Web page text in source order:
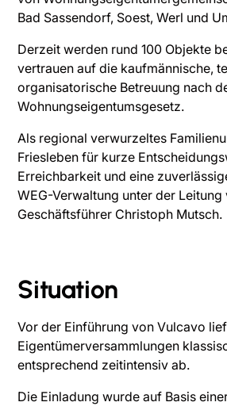
Bad Sassendorf, Soest, Werl und
Derzeit werden rund 100 Objekte
vertrauen auf die kaufmännische,
organisatorische Betreuung nach
Wohnungseigentumsgesetz.
Als regional verwurzeltes
Friesleben für kurze
Erreichbarkeit und eine
WEG-Verwaltung unter der Leitung
Geschäftsführer Christoph Mutsch.
Situation
Vor der Einführung von Vulcavo
Eigentümerversammlungen
entsprechend zeitintensiv ab.
Die Einladung wurde auf Basis